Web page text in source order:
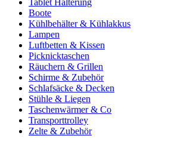
Boote
Kühlbehälter & Kühlakkus
Lampen
Luftbetten & Kissen
Picknicktaschen
Räuchern & Grillen
Schirme & Zubehör
Schlafsäcke & Decken
Stühle & Liegen
Taschenwärmer & Co
Transporttrolley
Zelte & Zubehör